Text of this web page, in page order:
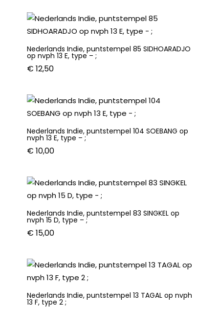
Nederlands Indie, puntstempel 85 SIDHOARADJO
op nvph 13 E, type – ;
€ 12,50
Nederlands Indie, puntstempel 104 SOEBANG op
nvph 13 E, type – ;
€ 10,00
Nederlands Indie, puntstempel 83 SINGKEL op
nvph 15 D, type – ;
€ 15,00
Nederlands Indie, puntstempel 13 TAGAL op nvph
13 F, type 2 ;